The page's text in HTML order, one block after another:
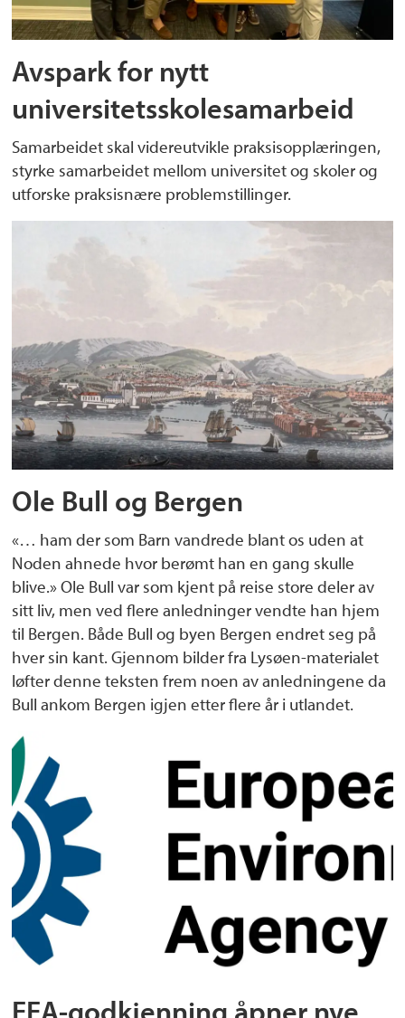
Avspark for nytt
universitetsskolesamarbeid
Samarbeidet skal videreutvikle praksisopplæringen,
styrke samarbeidet mellom universitet og skoler og
utforske praksisnære problemstillinger.
Ole Bull og Bergen
«… ham der som Barn vandrede blant os uden at
Noden ahnede hvor berømt han en gang skulle
blive.» Ole Bull var som kjent på reise store deler av
sitt liv, men ved flere anledninger vendte han hjem
til Bergen. Både Bull og byen Bergen endret seg på
hver sin kant. Gjennom bilder fra Lysøen-materialet
løfter denne teksten frem noen av anledningene da
Bull ankom Bergen igjen etter flere år i utlandet.
EEA-godkjenning åpner nye